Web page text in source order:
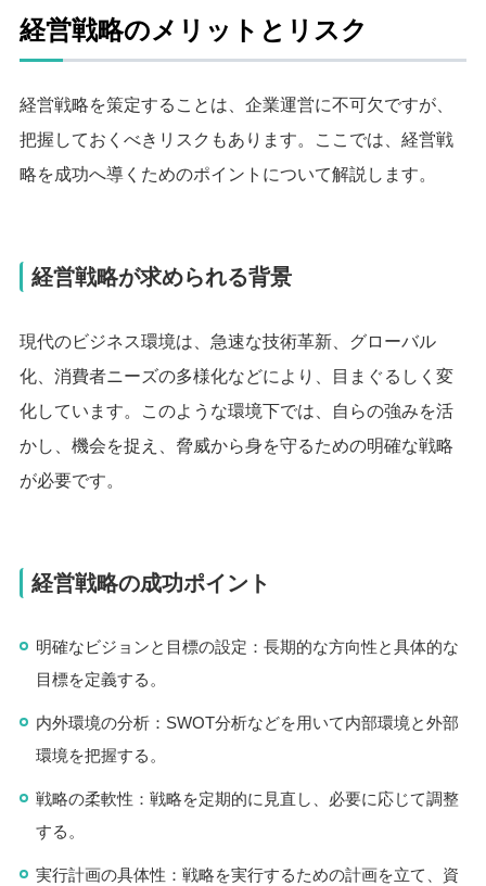
経営戦略のメリットとリスク
経営戦略を策定することは、企業運営に不可欠ですが、
把握しておくべきリスクもあります。ここでは、経営戦
略を成功へ導くためのポイントについて解説します。
経営戦略が求められる背景
現代のビジネス環境は、急速な技術革新、グローバル
化、消費者ニーズの多様化などにより、目まぐるしく変
化しています。このような環境下では、自らの強みを活
かし、機会を捉え、脅威から身を守るための明確な戦略
が必要です。
経営戦略の成功ポイント
明確なビジョンと目標の設定：長期的な方向性と具体的な
目標を定義する。
内外環境の分析：SWOT分析などを用いて内部環境と外部
環境を把握する。
戦略の柔軟性：戦略を定期的に見直し、必要に応じて調整
する。
実行計画の具体性：戦略を実行するための計画を立て、資